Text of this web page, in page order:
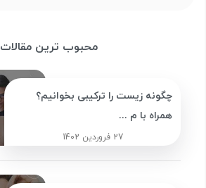
محبوب ترین مقالات
چگونه زیست را ترکیبی بخوانیم؟
همراه با م ...
27 فروردین 1402